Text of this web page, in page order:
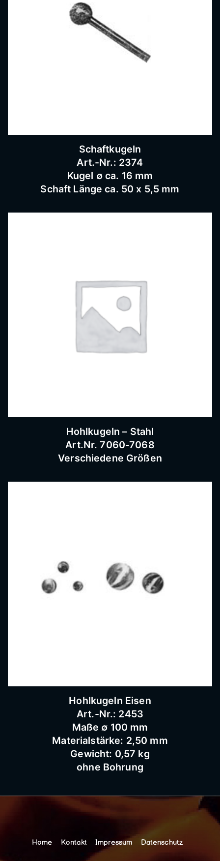
rei
Schaftkugeln
Art.-Nr.: 2374
Kugel ∅ ca. 16 mm
Schaft Länge ca. 50 x 5,5 mm
Hohlkugeln – Stahl
Art.Nr. 7060-7068
Verschiedene Größen
Hohlkugeln Eisen
Art.-Nr.: 2453
Maße ∅ 100 mm
Materialstärke: 2,50 mm
Gewicht: 0,57 kg
ohne Bohrung
Home Kontakt Impressum Datenschutz